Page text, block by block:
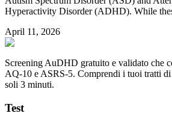
Hyperactivity Disorder (ADHD). While
April 11, 2026
Screening AuDHD gratuito e validato che
AQ-10 e ASRS-5. Comprendi i tuoi tratti
soli 3 minuti.
Test